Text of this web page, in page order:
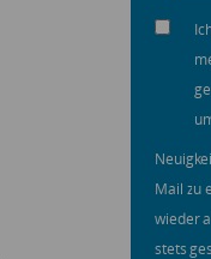
Mail zu
wieder
stets